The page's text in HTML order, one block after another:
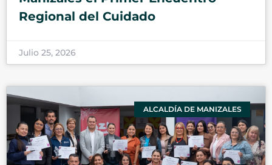
Regional del Cuidado
Julio 25, 2026
ALCALDÍA DE MANIZALES